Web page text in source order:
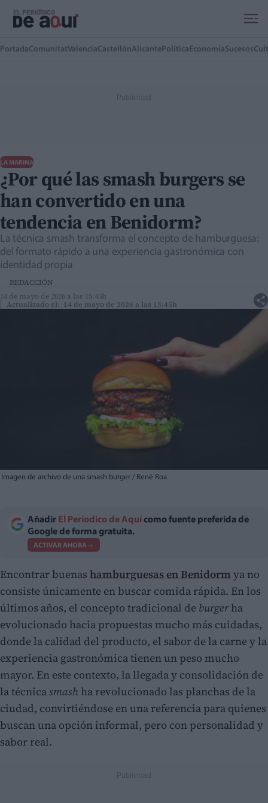
PortadaComunitatValenciaCastellónAlicante Política EconomíaSucesos
LA MARINA
¿Por qué las smash burgers se
han convertido en una
tendencia en Benidorm?
La técnica smash transforma el concepto de hamburguesa:
del formato rápido a una experiencia gastronómica con
identidad propia
REDACCIÓN
14 de mayo de 2026 a las 15:45h
Actualizado el: 14 de mayo de 2026 a las 15:45h
Imagen de archivo de una smash burger / René Roa
Añadir El Periodico de Aquí como fuente preferida de
Google de forma gratuita.
ACTIVAR AHORA
Encontrar buenas hamburguesas en Benidorm ya no
consiste únicamente en buscar comida rápida. En los
últimos años, el concepto tradicional de burgerha
evolucionado hacia propuestas mucho más cuidadas,
donde la calidad del producto, el sabor de la carne y la
experiencia gastronómica tienen un peso mucho
mayor. En este contexto, la llegada y consolidación de
la técnicasmash ha revolucionado las planchas de la
ciudad, convirtiéndose en una referencia para quienes
buscan una opción informal, pero con personalidad y
sabor real.